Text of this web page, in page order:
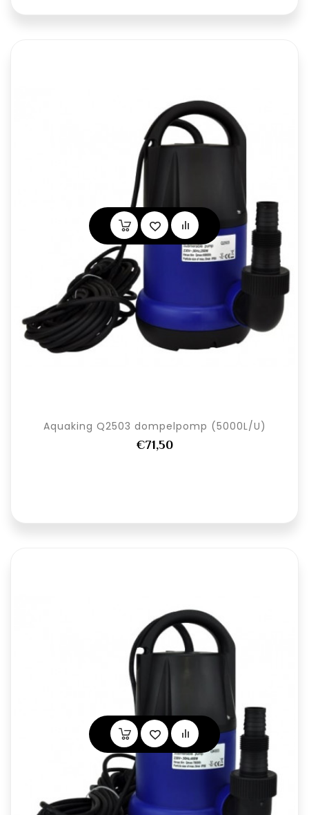
Aquaking Q2503 dompelpomp (5000L/U)
€71,50